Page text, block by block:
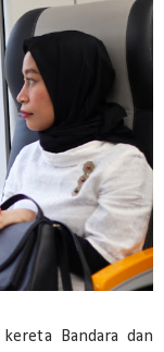
Bandara dan